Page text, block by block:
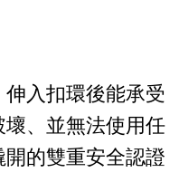
入扣環後能承受
、並無法使用任
的雙重安全認證